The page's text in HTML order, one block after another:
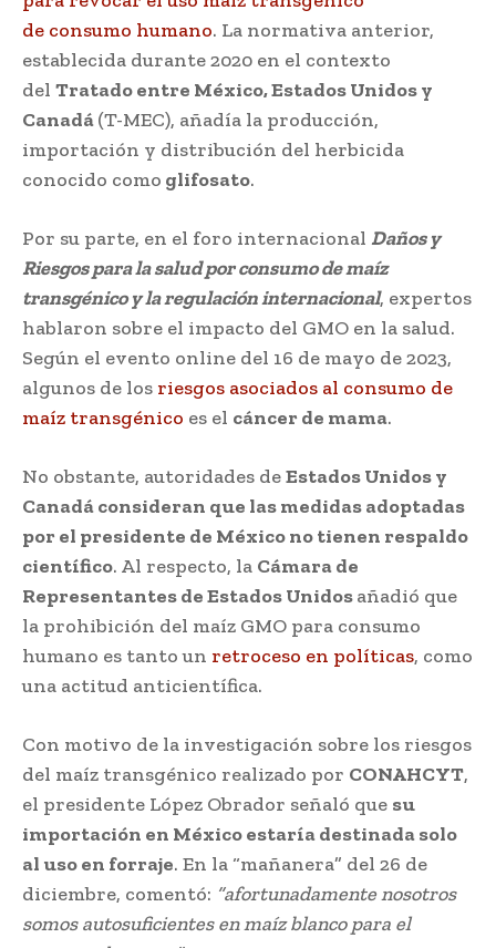
de consumo humano. La normativa anterior,
establecida durante 2020 en el contexto
del Tratado entre México, Estados Unidos y
Canadá(T-MEC), añadía la producción,
importación y distribución del herbicida
conocido como glifosato.
Por su parte, en el foro internacional Daños y
Riesgos para la salud por consumo de maíz
transgénico y la regulación internacional, expertos
hablaron sobre el impacto del GMO en la salud.
Según el evento online del 16 de mayo de 2023,
algunos de los riesgos asociados al consumo de
maíz transgénico es el cáncer de mama.
No obstante, autoridades deEstados Unidos y
Canadá consideran que las medidas adoptadas
por el presidente de México no tienen respaldo
científico. Al respecto, la Cámara de
Representantes de Estados Unidosañadió que
la prohibición del maíz GMO para consumo
humano es tanto un retroceso en políticas, como
una actitud anticientífica.
Con motivo de la investigación sobre los riesgos
del maíz transgénico realizado por CONAHCYT,
el presidente López Obrador señaló que su
importación en México estaría destinada solo
al uso en forraje. En la “mañanera” del 26 de
diciembre, comentó: “afortunadamente nosotros
somos autosuficientes en maíz blanco para el